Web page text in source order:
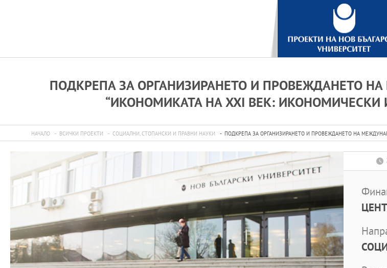
ПОДКРЕПА ЗА ОРГАНИЗИРАНЕТО И ПРОВЕЖДАНЕТО
“ИКОНОМИКАТА НА XXI ВЕК:
НАЧАЛО ВСИЧКИ ПРОЕКТИ СОЦИАЛНИ, СТОПАНСКИ И ПРАВНИ НАУКИ ПОДКРЕПА ЗА ОРГАНИЗИРАНЕТО И ПРОВЕЖДАНЕТО НА